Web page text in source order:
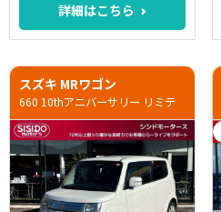
詳細はこちら
スズキ MRワゴン
660 10thアニバーサリー リミテ